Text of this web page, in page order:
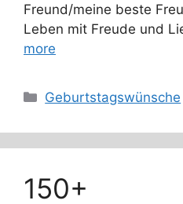
Freund/meine beste
Leben mit Freude und
more
Categories
Geburtstagswünsche
150+